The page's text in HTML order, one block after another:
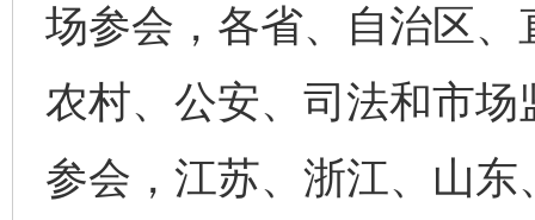
场参会，各省、自治区
农村、公安、司法和市
参会，江苏、浙江、山